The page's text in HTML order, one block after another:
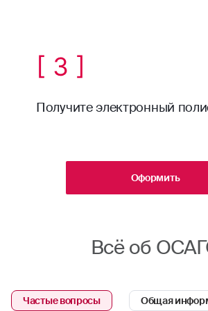
[ 3 ]
Получите электронный
Оформить
Всё об
Частые вопросы Общая